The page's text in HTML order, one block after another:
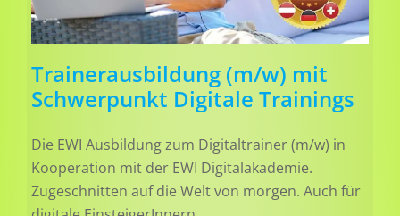
Trainerausbildung (m/w) mit
Schwerpunkt Digitale Trainings
Die EWI Ausbildung zum Digitaltrainer (m/w) in
Kooperation mit der EWI Digitalakademie.
Zugeschnitten auf die Welt von morgen. Auch für